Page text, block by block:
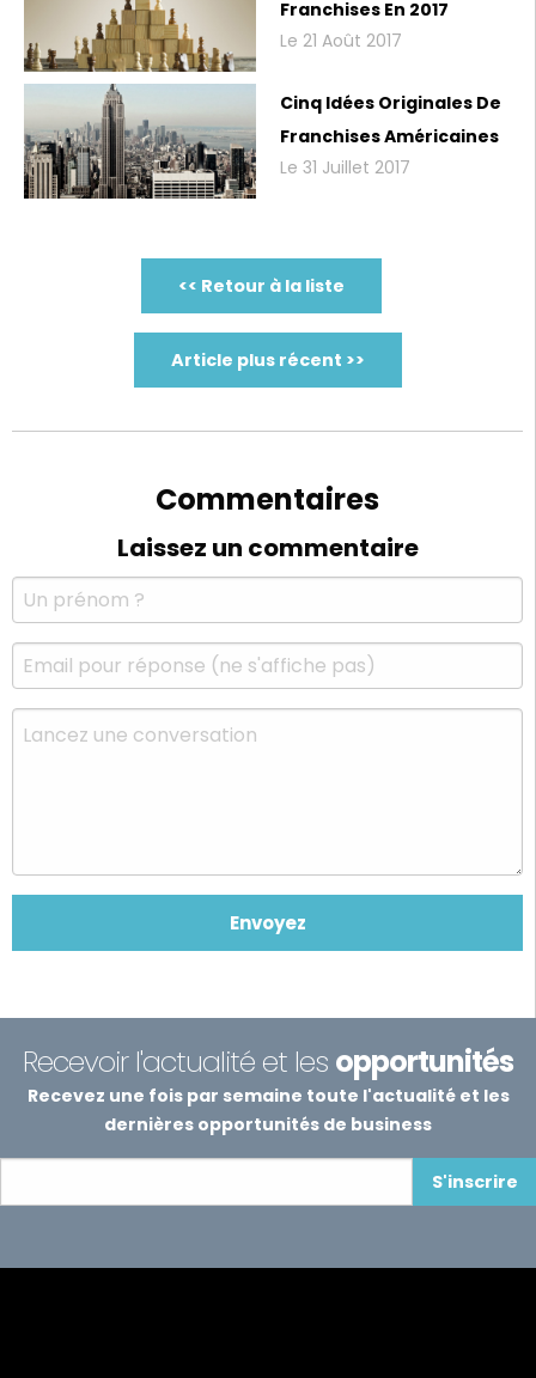
Franchises En 2017
Le 21 Août 2017
Cinq Idées Originales De
Franchises Américaines
Le 31 Juillet 2017
<< Retour à la liste
Article plus récent >>
Commentaires
Laissez un commentaire
Recevoir l'actualité et les opportunités
Recevez une fois par semaine toute l'actualité et les
dernières opportunités de business
S'inscrire